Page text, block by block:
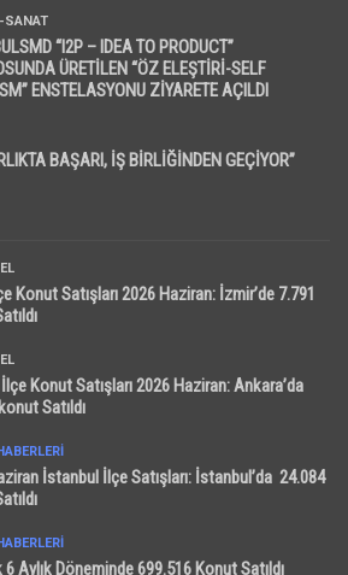
SANAT
“I2P – IDEA TO PRODUCT”
ÜRETİLEN “ÖZ ELEŞTİRİ-SELF
ENSTELASYONU ZİYARETE AÇILDI
BAŞARI, İŞ BİRLİĞİNDEN GEÇİYOR”
Konut Satışları 2026 Haziran: İzmir’de 7.791
Konut Satışları 2026 Haziran: Ankara’da
Satıldı
İstanbul İlçe Satışları: İstanbul’da 24.084
Aylık Döneminde 699.516 Konut Satıldı